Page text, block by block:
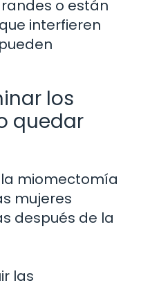
o están
interfieren
los
quedar
la miomectomía
mujeres
después de la
las